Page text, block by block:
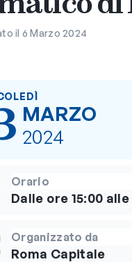
il 6 Marzo 2024
MARZO
2024
Orario
Dalle ore 15:00
Organizzato da
Roma Capitale